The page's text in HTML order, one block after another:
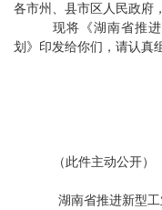
各市州、县市区人民政府
现将《湖南省推
划》印发给你们，请认真
湖南
（此件主动公开）
湖南省推进新型